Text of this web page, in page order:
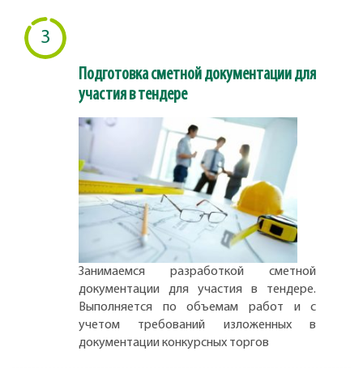
3
Подготовка сметной документации для
участия в тендере
Занимаемся разработкой сметной
документации для участия в тендере.
Выполняется по объемам работ и с
учетом требований изложенных в
документации конкурсных торгов